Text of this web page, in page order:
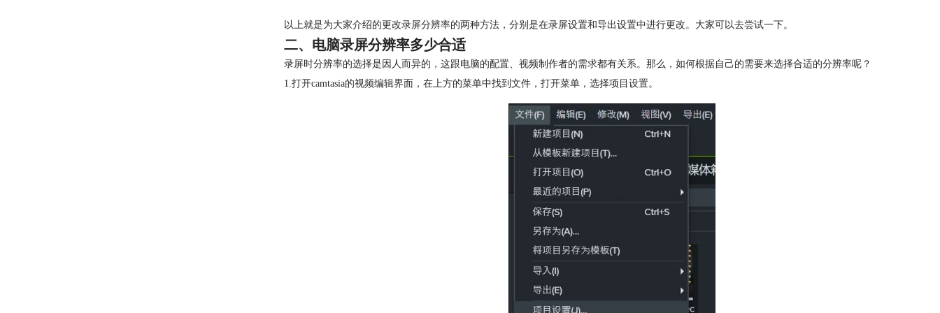
以上就是为大家介绍的更改录屏分辨率的两种方法，分别是在录屏设置和导出设置中进行更改。大家可以去尝试一下。
二、电脑录屏分辨率多少合适
录屏时分辨率的选择是因人而异的，这跟电脑的配置、视频制作者的需求都有关系。那么，如何根据自己的需要来选择合适的分辨率呢？
1.打开camtasia的视频编辑界面，在上方的菜单中找到文件，打开菜单，选择项目设置。